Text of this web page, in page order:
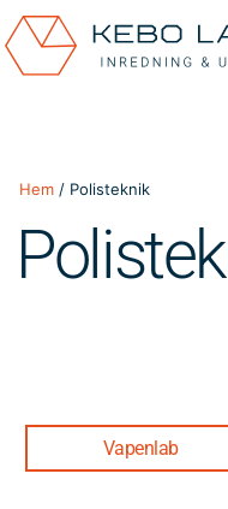
Hem / Polisteknik
Vapenlab